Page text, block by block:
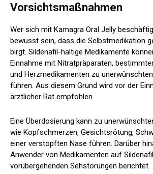
Vorsichtsmaßnahmen
Wer sich mit Kamagra Oral Jelly
bewusst sein, dass die Selbstmedikation
birgt. Sildenafil-haltige Medikamente
Einnahme mit Nitratpräparaten,
und Herzmedikamenten zu
führen. Aus diesem Grund wird vor der
ärztlicher Rat empfohlen.
Eine Überdosierung kann zu
wie Kopfschmerzen, Gesichtsrötung,
einer verstopften Nase führen. Darüber
Anwender von Medikamenten auf
vorübergehenden Sehstörungen berichtet.